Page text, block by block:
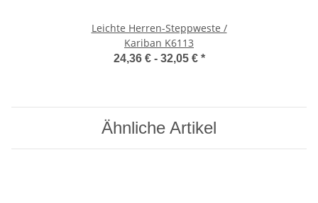
Leichte Herren-Steppweste /
Kariban K6113
24,36 € - 32,05 € *
Ähnliche Artikel